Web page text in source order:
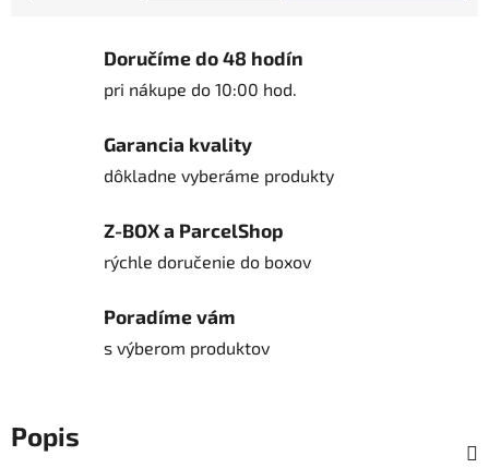
Doručíme do 48 hodín
pri nákupe do 10:00 hod.
Garancia kvality
dôkladne vyberáme produkty
Z-BOX a ParcelShop
rýchle doručenie do boxov
Poradíme vám
s výberom produktov
Popis